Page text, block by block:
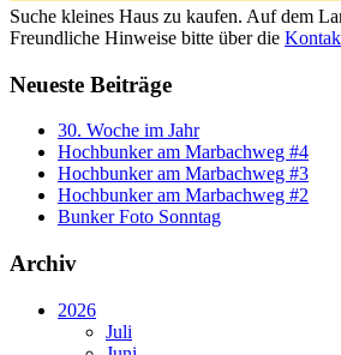
Suche kleines Haus zu kaufen. Auf dem
Freundliche Hinweise bitte über die
Neueste Beiträge
30. Woche im Jahr
Hochbunker am Marbachweg #4
Hochbunker am Marbachweg #3
Hochbunker am Marbachweg #2
Bunker Foto Sonntag
Archiv
2026
Juli